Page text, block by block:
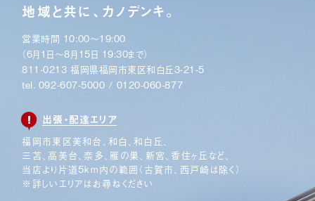
地域と共に、カノデンキ。
営業時間 10:00〜19:00
（6月1日〜8月15日 19:30まで）
811-0213 福岡県福岡市東区和白丘3-21-5
tel. 092-607-5000 / 0120-060-877
出張・配達エリア
福岡市東区美和台、和白、和白丘、
三苫、高美台、奈多、 雁の巣、新宮、香住ヶ丘など、
当店より片道5km内の範囲 （古賀市、西戸崎は除く）
※詳しいエリアはお尋ねください